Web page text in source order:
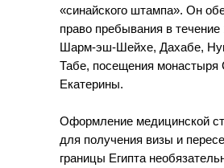
«синайского штампа». Он
право пребывания в течение
Шарм-эш-Шейхе, Дахабе,
Табе, посещения монастыря
Екатерины.
Оформление медицинской
для получения визы и
границы Египта